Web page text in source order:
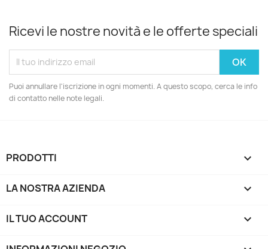
Ricevi le nostre novità e le offerte speciali
Puoi annullare l'iscrizione in ogni momenti. A questo scopo, cerca le info
di contatto nelle note legali.
PRODOTTI 
LA NOSTRA AZIENDA 
IL TUO ACCOUNT 